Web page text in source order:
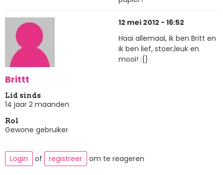
Brittt
Lid sinds
14 jaar 2 maanden
Rol
Gewone gebruiker
12 mei 2012 - 16:52
Haai allemaal, ik ben Britt en
ik ben lief, stoer,leuk en
mooi! :{}
Login of registreer om te reageren